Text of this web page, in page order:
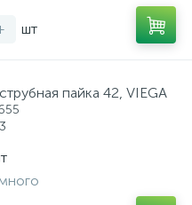
шт
пайка 42, VIEGA